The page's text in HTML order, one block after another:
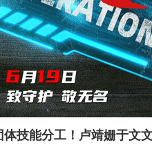
技能分工！卢靖姗于文